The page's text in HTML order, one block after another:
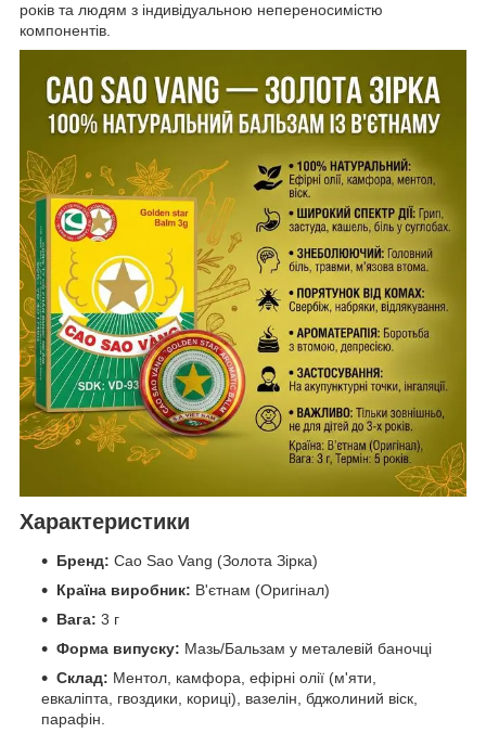
років та людям з індивідуальною непереносимістю
компонентів.
Характеристики
Бренд: Cao Sao Vang (Золота Зірка)
Країна виробник: В'єтнам (Оригінал)
Вага: 3 г
Форма випуску: Мазь/Бальзам у металевій баночці
Склад: Ментол, камфора, ефірні олії (м'яти,
евкаліпта, гвоздики, кориці), вазелін, бджолиний віск,
парафін.